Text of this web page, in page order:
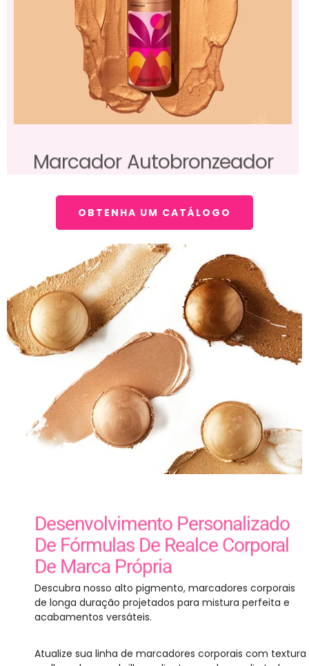
Marcador Autobronzeador
OBTENHA UM CATÁLOGO
De Fórmulas De Realce Corporal
De Marca Própria
Descubra nosso alto pigmento, marcadores corporais
de longa duração projetados para mistura perfeita e
acabamentos versáteis.
Atualize sua linha de marcadores corporais com textura